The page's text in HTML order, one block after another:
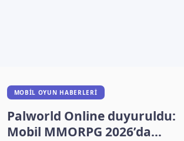
MOBIL OYUN HABERLERI
Palworld Online duyuruldu:
Mobil MMORPG 2026’da